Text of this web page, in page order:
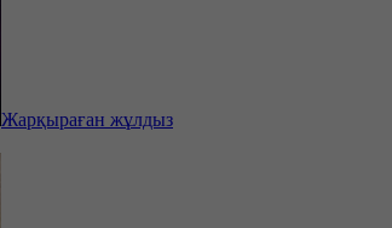
Жарқыраған жұлдыз